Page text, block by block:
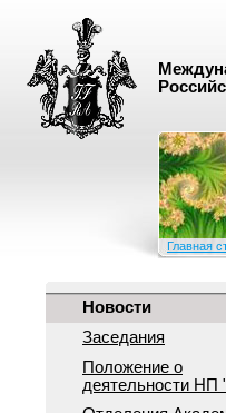
Главная
Новости
Заседания
Положение о
деятельноcти